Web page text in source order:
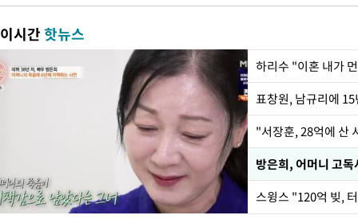
이시간핫뉴스
하리수 "이혼 내가
"서장훈, 28억에 산
방은희, 어머니 고
스윙스 "120억 빚,